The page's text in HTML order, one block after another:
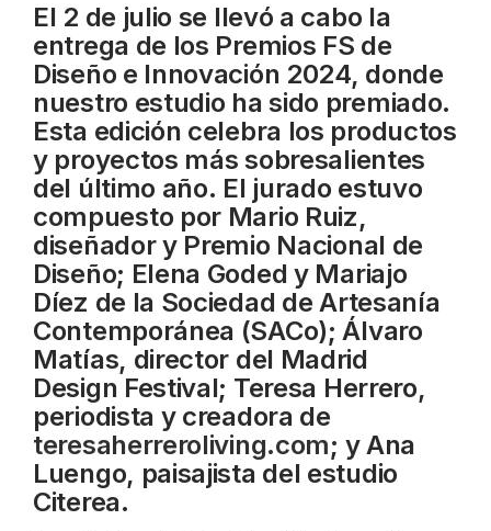
El 2 de julio se llevó a cabo la
entrega de los Premios FS de
Diseño e Innovación 2024, donde
nuestro estudio ha sido premiado.
Esta edición celebra los productos
y proyectos más sobresalientes
del último año. El jurado estuvo
compuesto por Mario Ruiz,
diseñador y Premio Nacional de
Diseño; Elena Goded y Mariajo
Díez de la Sociedad de Artesanía
Contemporánea (SACo); Álvaro
Matías, director del Madrid
Design Festival; Teresa Herrero,
periodista y creadora de
teresaherreroliving.com; y Ana
Luengo, paisajista del estudio
Citerea.